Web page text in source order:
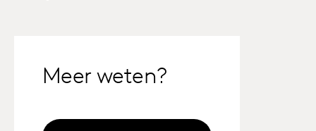
Meer weten?